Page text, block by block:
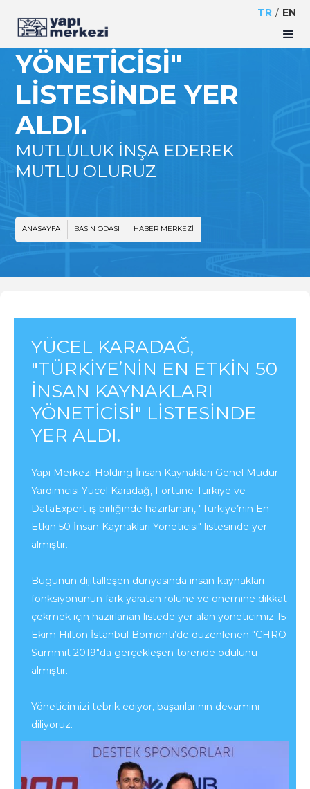
TR / EN
KAYNAKLARI
YÖNETICISI"
LISTESINDE YER
ALDI.
MUTLULUK İNŞA EDEREK
MUTLU OLURUZ
ANASAYFA BASIN ODASI HABER MERKEZI
YÜCEL KARADAĞ,
"TÜRKIYE’NIN EN ETKIN 50
İNSAN KAYNAKLARI
YÖNETICISI" LISTESINDE
YER ALDI.
Yapı Merkezi Holding İnsan Kaynakları Genel Müdür
Yardımcısı Yücel Karadağ, Fortune Türkiye ve
DataExpert iş birliğinde hazırlanan, "Türkiye’nin En
Etkin 50 İnsan Kaynakları Yöneticisi" listesinde yer
almıştır.
Bugünün dijitalleşen dünyasında insan kaynakları
fonksiyonunun fark yaratan rolüne ve önemine dikkat
çekmek için hazırlanan listede yer alan yöneticimiz 15
Ekim Hilton İstanbul Bomonti’de düzenlenen "CHRO
Summit 2019"da gerçekleşen törende ödülünü
almıştır.
Yöneticimizi tebrik ediyor, başarılarının devamını
diliyoruz.